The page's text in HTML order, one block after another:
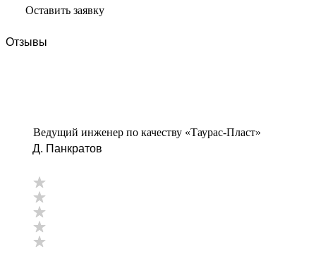
Оставить заявку
Отзывы
Ведущий инженер по качеству «Таурас-Пласт»
Д. Панкратов